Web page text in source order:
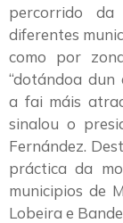
percorrido
diferentes
como por
“dotándoa
a fai máis
sinalou o
Fernández.
práctica da
municipios de
Lobeira e